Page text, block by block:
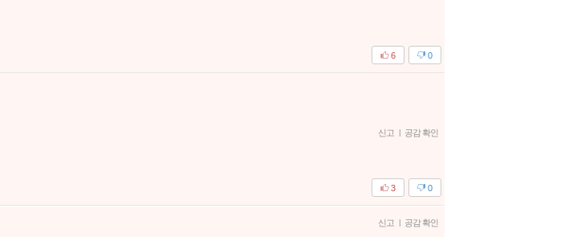
0
6
신고 공감 확인
0
3
신고 공감 확인